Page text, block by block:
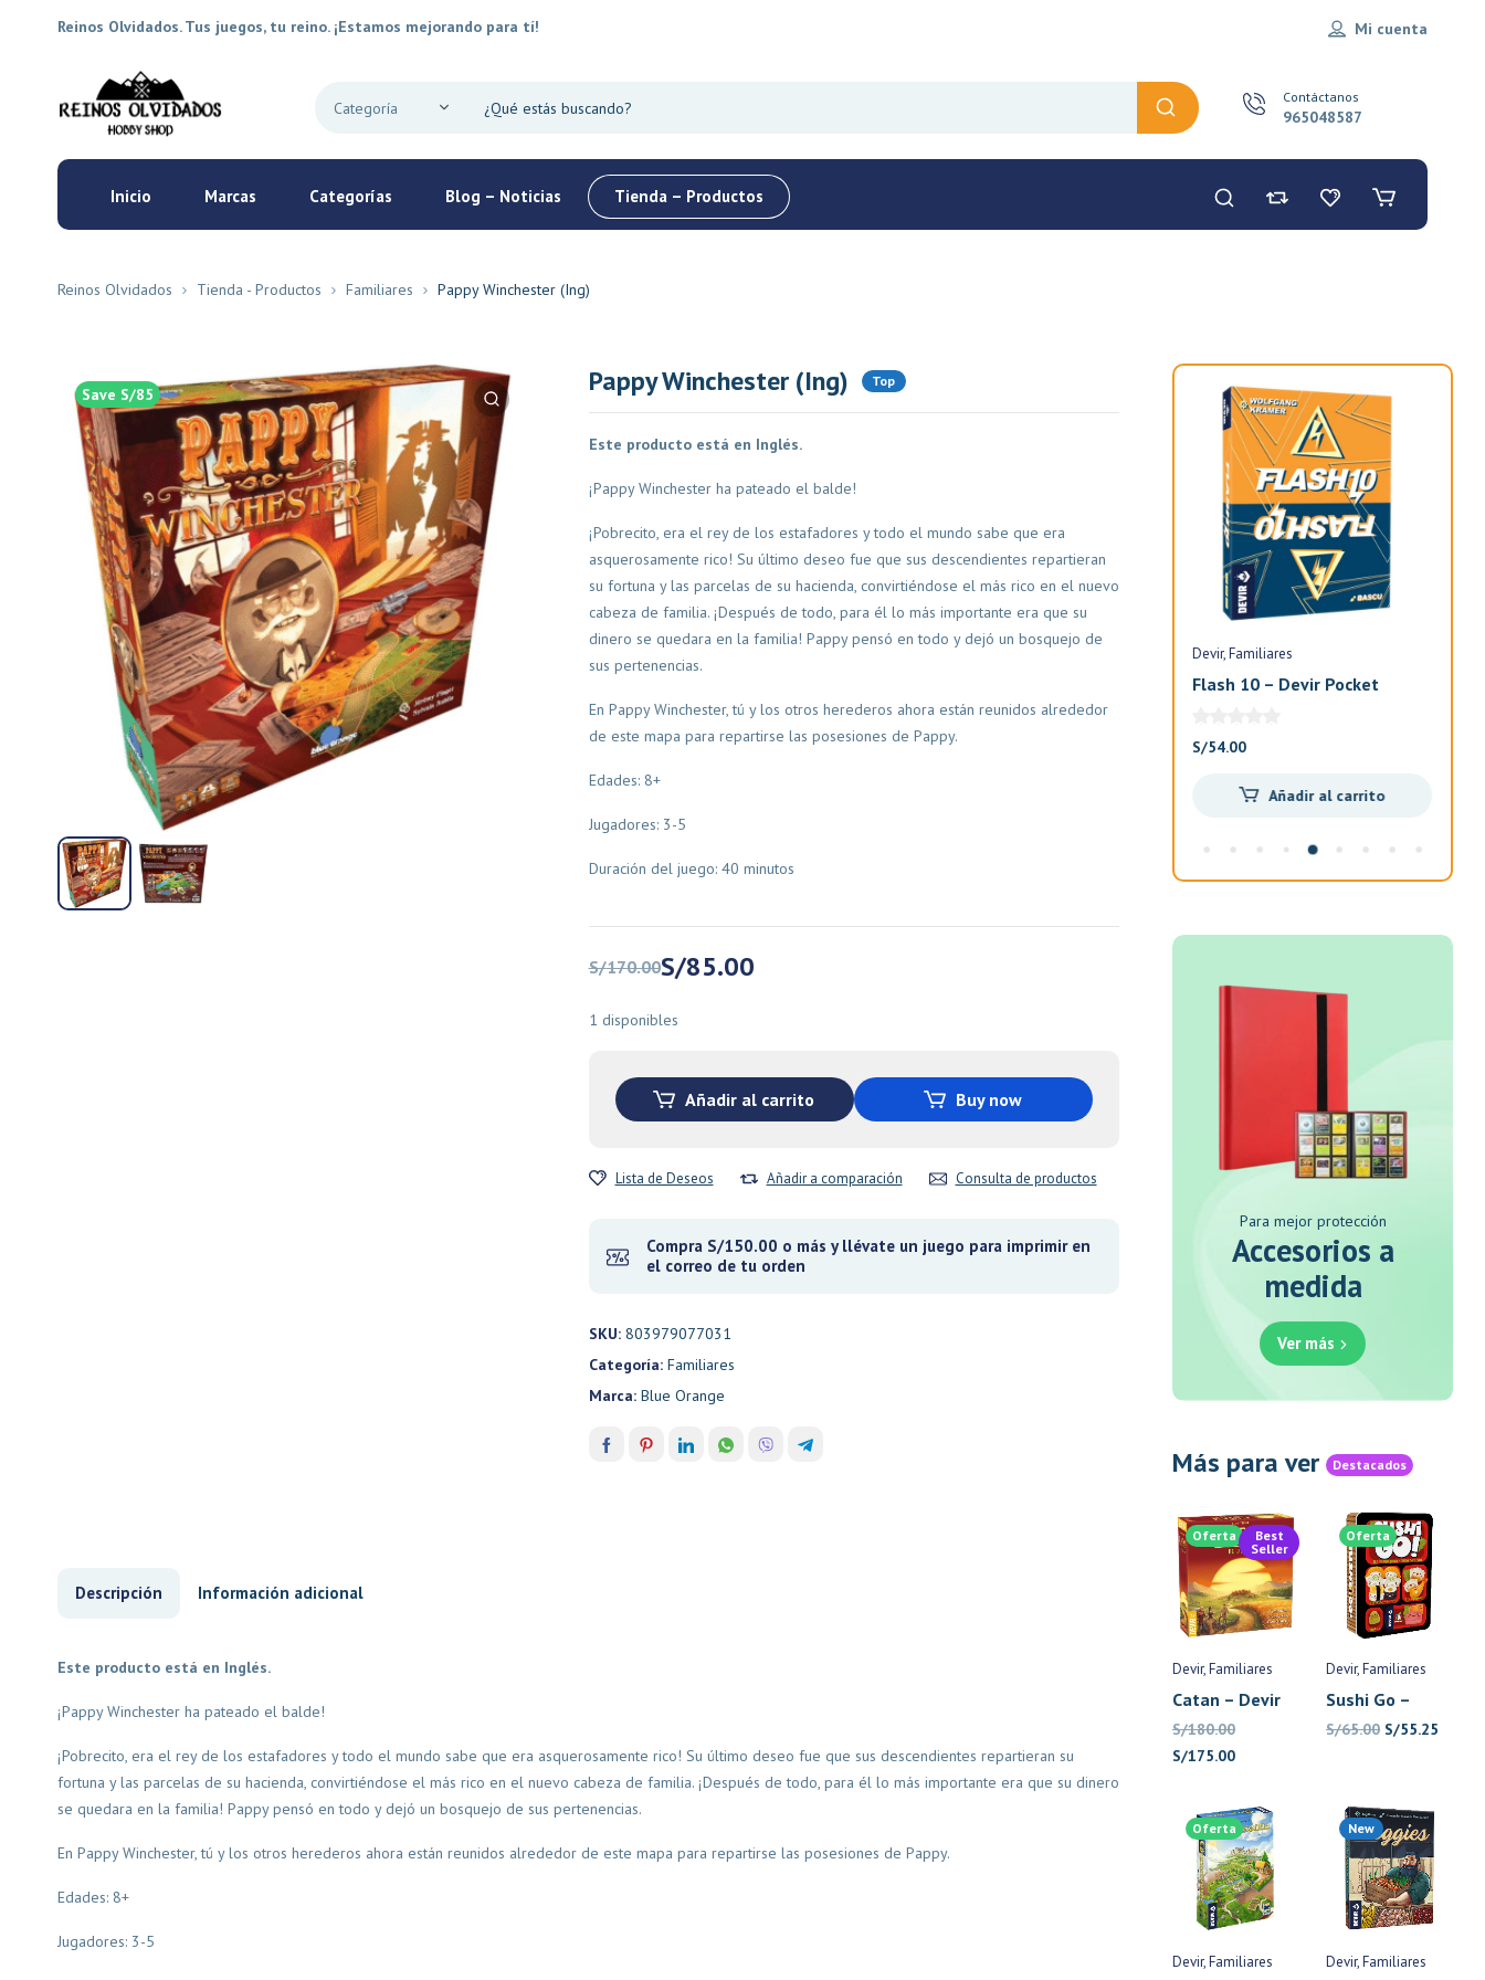
Reinos Olvidados. Tus juegos, tu reino. ¡Estamos mejorando para tí! Mi cuenta
Contáctanos
965048587
Inicio Marcas Categorías Blog – Noticias Tienda – Productos
Reinos Olvidados Tienda - Productos Familiares Pappy Winchester (Ing)
Save S/85 Pappy Winchester (Ing) Top
Este producto está en Inglés.
¡Pappy Winchester ha pateado el balde!
¡Pobrecito, era el rey de los estafadores y todo el mundo sabe que era
asquerosamente rico! Su último deseo fue que sus descendientes repartieran
su fortuna y las parcelas de su hacienda, convirtiéndose el más rico en el nuevo
cabeza de familia. ¡Después de todo, para él lo más importante era que su
dinero se quedara en la familia! Pappy pensó en todo y dejó un bosquejo de
sus pertenencias.
En Pappy Winchester, tú y los otros herederos ahora están reunidos alrededor
de este mapa para repartirse las posesiones de Pappy.
Edades: 8+
Jugadores: 3-5
Duración del juego: 40 minutos
S/170.00
El
original
S/170.00.
S/85.00
El
actual
S/85.00.
1 disponibles
Añadir al carrito Buy now
Lista de Deseos Añadir a comparación Consulta de productos
Compra S/150.00 o más y llévate un juego para imprimir en
el correo de tu orden
SKU: 803979077031
Categoría: Familiares
Marca: Blue Orange
Descripción Información adicional
Este producto está en Inglés.
¡Pappy Winchester ha pateado el balde!
¡Pobrecito, era el rey de los estafadores y todo el mundo sabe que era asquerosamente rico! Su último deseo fue que sus descendientes repartieran su
fortuna y las parcelas de su hacienda, convirtiéndose el más rico en el nuevo cabeza de familia. ¡Después de todo, para él lo más importante era que su dinero
se quedara en la familia! Pappy pensó en todo y dejó un bosquejo de sus pertenencias.
En Pappy Winchester, tú y los otros herederos ahora están reunidos alrededor de este mapa para repartirse las posesiones de Pappy.
Edades: 8+
Jugadores: 3-5
Familiares
Virus – Mar Ludico
S/60.00
Leer más
Devir Familiares
Veggies – Devir Pocket
Devir
S/280.00El
S/238.00El
Familiares
S/100.00
Devir Familiares
Flash 10 – Devir Pocket
S/54.00
Añadir al carrito
Para mejor protección
Accesorios a
medida
Ver más
Más para ver Destacados
Oferta
Best
Seller
Devir Familiares
Catan – Devir
S/180.00
El
original
era:
S/180.00.
S/175.00El
actual
es:
S/175.00.
Oferta
Devir Familiares
Sushi Go –
Devir
S/65.00 El
era:
S/65.00.
S/55.25
Oferta
Devir Familiares
New
Devir Familiares